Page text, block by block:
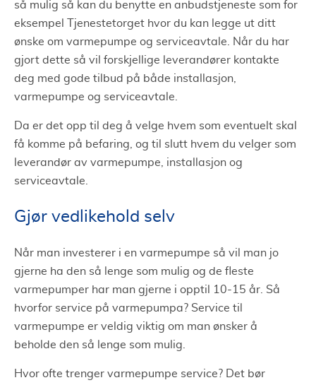
så mulig så kan du benytte en anbudstjeneste som for
eksempel Tjenestetorget hvor du kan legge ut ditt
ønske om varmepumpe og serviceavtale. Når du har
gjort dette så vil forskjellige leverandører kontakte
deg med gode tilbud på både installasjon,
varmepumpe og serviceavtale.
Da er det opp til deg å velge hvem som eventuelt skal
få komme på befaring, og til slutt hvem du velger som
leverandør av varmepumpe, installasjon og
serviceavtale.
Gjør vedlikehold selv
Når man investerer i en varmepumpe så vil man jo
gjerne ha den så lenge som mulig og de fleste
varmepumper har man gjerne i opptil 10-15 år. Så
hvorfor service på varmepumpa? Service til
varmepumpe er veldig viktig om man ønsker å
beholde den så lenge som mulig.
Hvor ofte trenger varmepumpe service? Det bør